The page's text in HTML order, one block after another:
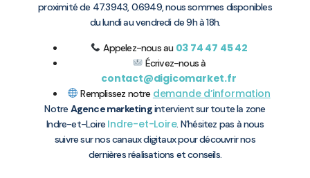
proximité de 47.3943, 0.6949, nous sommes disponibles
du lundi au vendredi de 9h à 18h.
Appelez-nous au 03 74 47 45 42
Écrivez-nous à
contact@digicomarket.fr
Remplissez notre demande d’information
Notre Agence marketingintervient sur toute la zone
Indre-et-Loire Indre-et-Loire. N’hésitez pas à nous
suivre sur nos canaux digitaux pour découvrir nos
dernières réalisations et conseils.